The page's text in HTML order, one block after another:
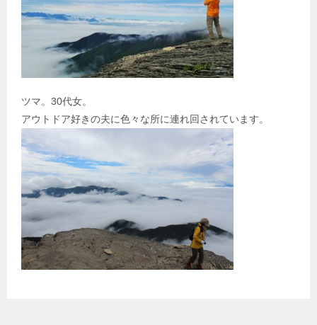
ツマ。30代女。
アウトドア好きの夫に色々な所に連れ回されています。